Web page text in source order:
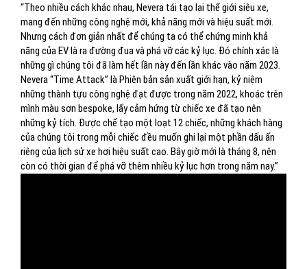
“Theo nhiều cách khác nhau, Nevera tái tạo lại thế giới siêu xe,
mang đến những công nghệ mới, khả năng mới và hiệu suất mới.
Nhưng cách đơn giản nhất để chúng ta có thể chứng minh khả
năng của EV là ra đường đua và phá vỡ các kỷ lục. Đó chính xác là
những gì chúng tôi đã làm hết lần này đến lần khác vào năm 2023.
Nevera “Time Attack” là Phiên bản sản xuất giới hạn, kỷ niệm
những thành tựu công nghệ đạt được trong năm 2022, khoác trên
mình màu sơn bespoke, lấy cảm hứng từ chiếc xe đã tạo nên
những kỷ tích. Được chế tạo một loạt 12 chiếc, những khách hàng
của chúng tôi trong mỗi chiếc đều muốn ghi lại một phần dấu ấn
riêng của lịch sử xe hơi hiệu suất cao. Bây giờ mới là tháng 8, nên
còn có thời gian để phá vỡ thêm nhiều kỷ lục hơn trong năm nay.”